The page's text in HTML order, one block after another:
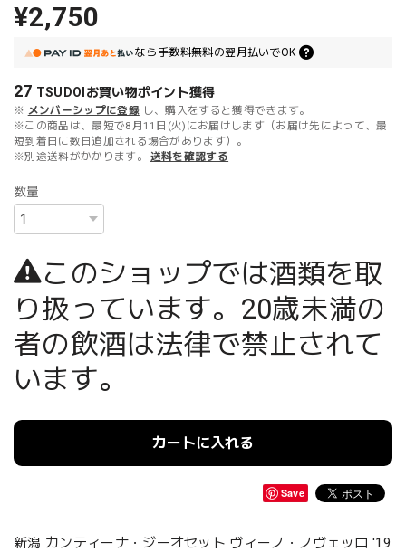
¥2,750
なら 手数料無料の翌月払いでOK
27 TSUDOIお買い物ポイント獲得
※ メンバーシップに登録 し、購入をすると獲得できます。
※この商品は、最短で8月11日(火)にお届けします（お届け先によって、最
短到着日に数日追加される場合があります）。
※別途送料がかかります。
送料を確認する
数量
このショップでは酒類を取
り扱っています。20歳未満の
者の飲酒は法律で禁止されて
います。
カートに入れる
Save
新潟 カンティーナ・ジーオセット ヴィーノ・ノヴェッロ '19